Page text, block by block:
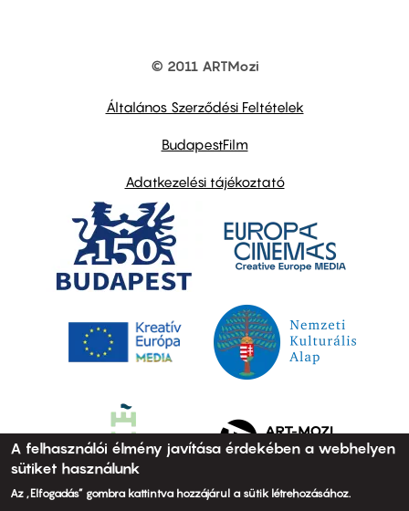
© 2011 ARTMozi
Általános Szerződési Feltételek
BudapestFilm
Adatkezelési tájékoztató
A felhasználói élmény javítása érdekében a webhelyen
sütiket használunk
Az „Elfogadás” gombra kattintva hozzájárul a sütik létrehozásához.